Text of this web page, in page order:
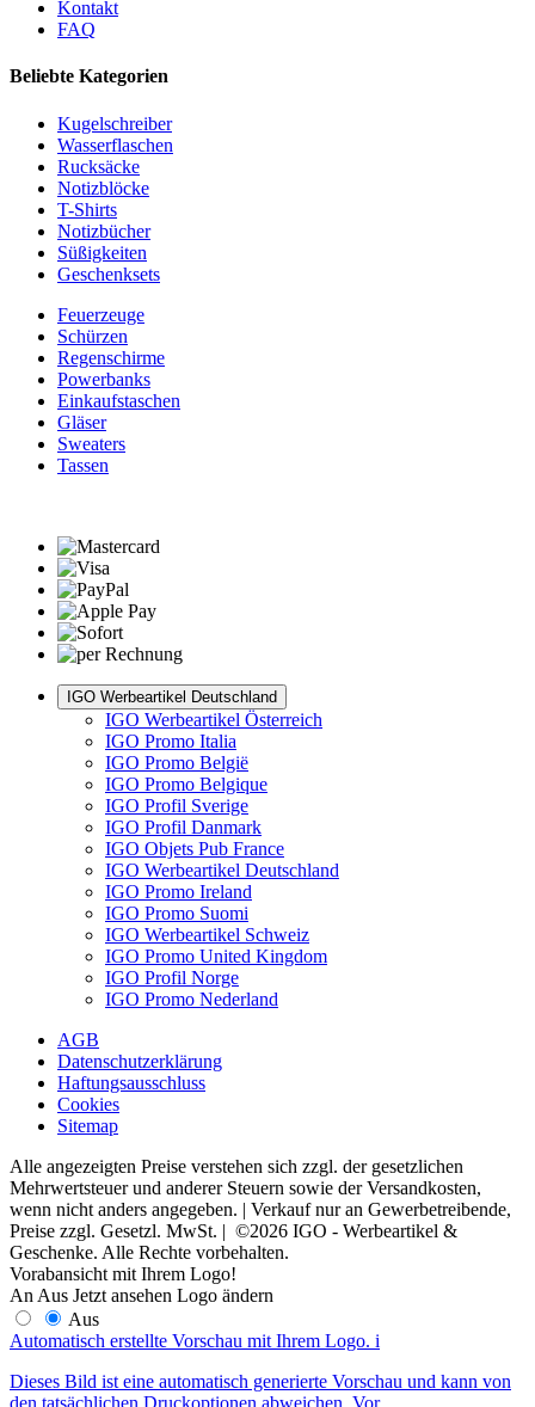
Kontakt
FAQ
Beliebte Kategorien
Kugelschreiber
Wasserflaschen
Rucksäcke
Notizblöcke
T-Shirts
Notizbücher
Süßigkeiten
Geschenksets
Feuerzeuge
Schürzen
Regenschirme
Powerbanks
Einkaufstaschen
Gläser
Sweaters
Tassen
IGO Werbeartikel Deutschland
IGO Werbeartikel Österreich
IGO Promo Italia
IGO Promo België
IGO Promo Belgique
IGO Profil Sverige
IGO Profil Danmark
IGO Objets Pub France
IGO Werbeartikel Deutschland
IGO Promo Ireland
IGO Promo Suomi
IGO Werbeartikel Schweiz
IGO Promo United Kingdom
IGO Profil Norge
IGO Promo Nederland
AGB
Datenschutzerklärung
Haftungsausschluss
Cookies
Sitemap
Alle angezeigten Preise verstehen sich zzgl. der gesetzlichen
Mehrwertsteuer und anderer Steuern sowie der Versandkosten,
wenn nicht anders angegeben. | Verkauf nur an Gewerbetreibende,
Preise zzgl. Gesetzl. MwSt. | ©2026 IGO - Werbeartikel &
Geschenke. Alle Rechte vorbehalten.
Vorabansicht mit Ihrem Logo!
An Aus Jetzt ansehen Logo ändern
Aus
Automatisch erstellte Vorschau mit Ihrem Logo. i
Dieses Bild ist eine automatisch generierte Vorschau und kann von
den tatsächlichen Druckoptionen abweichen. Vor